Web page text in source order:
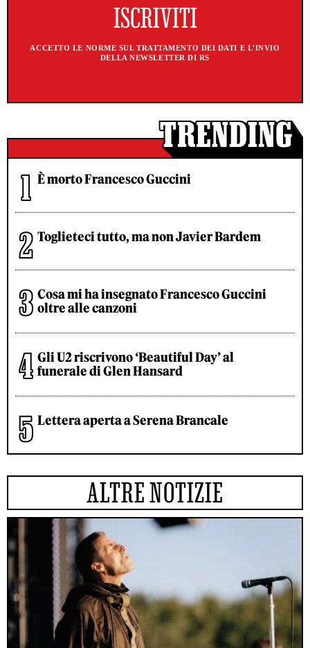
ACCETTO LE NORME SUL TRATTAMENTO DEI DATI E L'INVIO
DELLA NEWSLETTER DI RS
È morto Francesco Guccini
Toglieteci tutto, ma non Javier Bardem
Cosa mi ha insegnato Francesco Guccini
oltre alle canzoni
Gli U2 riscrivono ‘Beautiful Day’ al
funerale di Glen Hansard
Lettera aperta a Serena Brancale
ALTRE NOTIZIE